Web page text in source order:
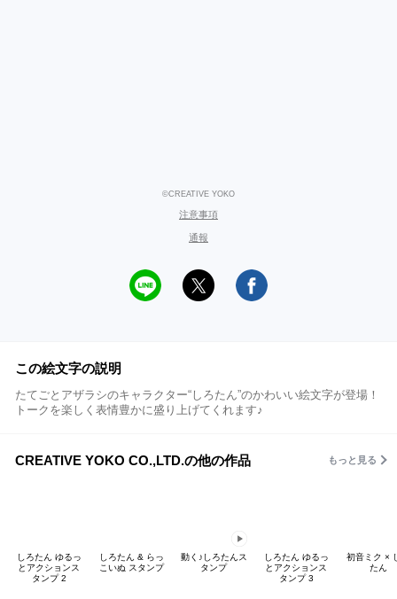
©CREATIVE YOKO
注意事項
通報
この絵文字の説明
たてごとアザラシのキャラクター“しろたん”のかわいい絵文字が登場！
トークを楽しく表情豊かに盛り上げてくれます♪
CREATIVE YOKO CO.,LTD.の他の作品 もっと見る
しろたん ゆるっ
とアクションス
タンプ 2
しろたん & らっ
こいぬ スタンプ
動く♪しろたんス
タンプ
しろたん ゆるっ
とアクションス
タンプ 3
初音ミク ×
たん